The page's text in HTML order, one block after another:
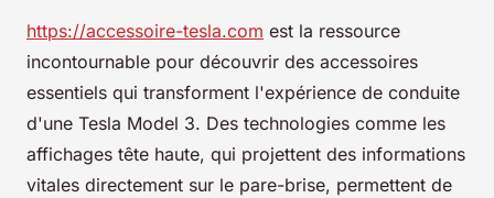
https://accessoire-tesla.com est la ressource
incontournable pour découvrir des accessoires
essentiels qui transforment l'expérience de conduite
d'une Tesla Model 3. Des technologies comme les
affichages tête haute, qui projettent des informations
vitales directement sur le pare-brise, permettent de